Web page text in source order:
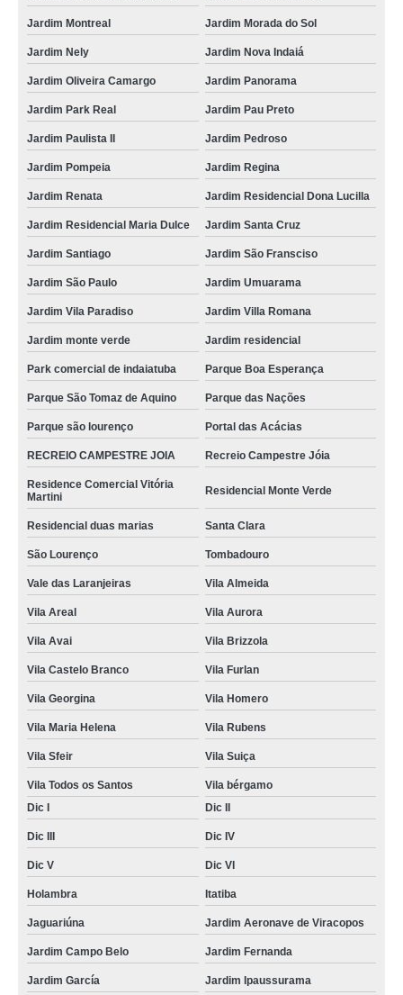
Jardim Montreal Jardim Morada do Sol
Jardim Nely Jardim Nova Indaiá
Jardim Oliveira Camargo Jardim Panorama
Jardim Park Real Jardim Pau Preto
Jardim Paulista II Jardim Pedroso
Jardim Pompeia Jardim Regina
Jardim Renata Jardim Residencial Dona Lucilla
Jardim Residencial Maria Dulce Jardim Santa Cruz
Jardim Santiago Jardim São Fransciso
Jardim São Paulo Jardim Umuarama
Jardim Vila Paradiso Jardim Villa Romana
Jardim monte verde Jardim residencial
Park comercial de indaiatuba Parque Boa Esperança
Parque São Tomaz de Aquino Parque das Nações
Parque são lourenço Portal das Acácias
RECREIO CAMPESTRE JOIA Recreio Campestre Jóia
Residence Comercial Vitória
Martini
Residencial Monte Verde
Residencial duas marias Santa Clara
São Lourenço Tombadouro
Vale das Laranjeiras Vila Almeida
Vila Areal Vila Aurora
Vila Avai Vila Brizzola
Vila Castelo Branco Vila Furlan
Vila Georgina Vila Homero
Vila Maria Helena Vila Rubens
Vila Sfeir Vila Suiça
Vila Todos os Santos
Vila bérgamo
Dic I
Dic II
Dic III Dic IV
Dic V Dic VI
Holambra Itatiba
Jaguariúna Jardim Aeronave de Viracopos
Jardim Campo Belo Jardim Fernanda
Jardim García Jardim Ipaussurama